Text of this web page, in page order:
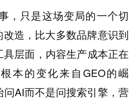
，只是这场变局的一个切
造，比大多数品牌意识到
层面，内容生产成本正在
本的变化来自GEO的崛
问AI而不是问搜索引擎，营